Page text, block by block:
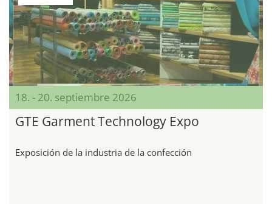
18. - 20. septiembre 2026
GTE Garment Technology Expo
Exposición de la industria de la confección